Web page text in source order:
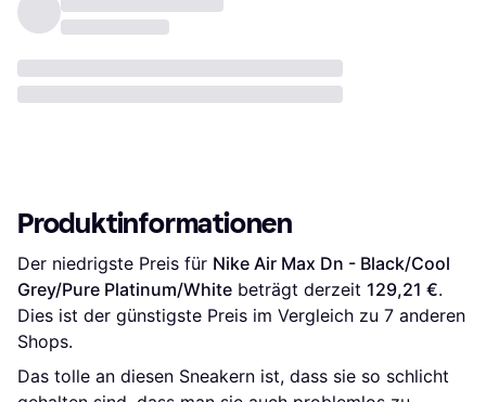
Produktinformationen
Der niedrigste Preis für Nike Air Max Dn - Black/Cool
Grey/Pure Platinum/White beträgt derzeit 129,21 €.
Dies ist der günstigste Preis im Vergleich zu 7 anderen
Shops.
Das tolle an diesen Sneakern ist, dass sie so schlicht